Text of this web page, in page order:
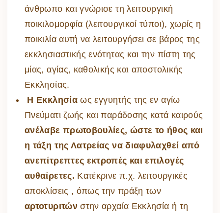
άνθρωπο και γνώρισε τη λειτουργική
ποικιλομορφία (λειτουργικοί τύποι), χωρίς η
ποικιλία αυτή να λειτουργήσει σε βάρος της
εκκλησιαστικής ενότητας και την πίστη της
μίας, αγίας, καθολικής και αποστολικής
Εκκλησίας.
Η Εκκλησίαως εγγυητής της εν αγίω
Πνεύματι ζωής και παράδοσης κατά καιρούς
ανέλαβε πρωτοβουλίες, ώστε το ήθος και
η τάξη της Λατρείας να διαφυλαχθεί από
ανεπίτρεπτες εκτροπές και επιλογές
αυθαίρετες. Κατέκρινε π.χ. λειτουργικές
αποκλίσεις , όπως την πράξη των
αρτοτυριτώνστην αρχαία Εκκλησία ή τη